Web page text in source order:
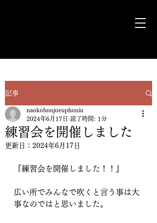
記事
練習会を開催しました
naokohonjoeuphoniu
2024年6月17日 読了時間: 1分
更新日： 2024年6月17日
『練習会を開催しました！！』
広い所でみんなで吹くと言う事は大
事なのではと思いました。